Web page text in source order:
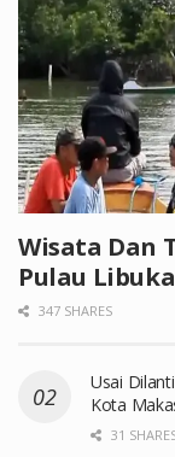
Wisata Dan
Pulau
347 SHARES
Usai
Kota
31